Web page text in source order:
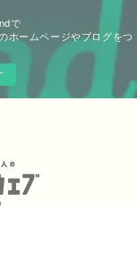
で
ホームページやブログをつ